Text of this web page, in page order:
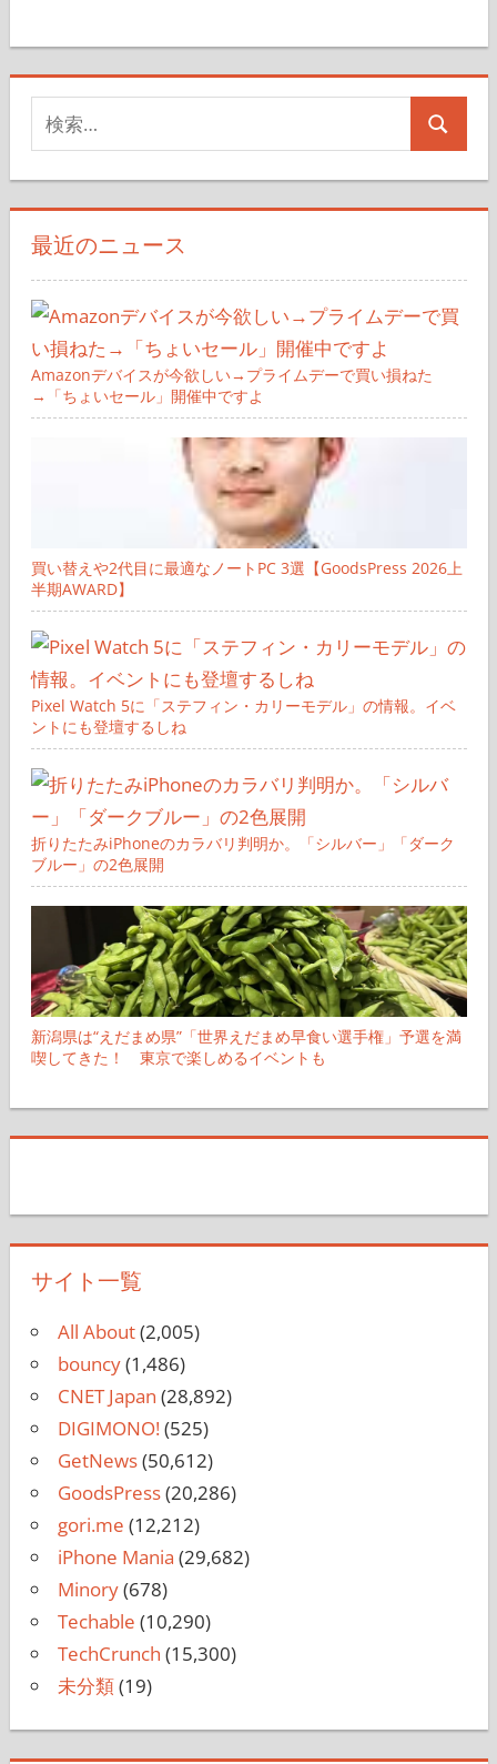
索
対
象:
検
最近のニュース
Amazonデバイスが今欲しい→プライムデーで買い損ねた
→「ちょいセール」開催中ですよ
買い替えや2代目に最適なノートPC 3選【GoodsPress 2026上
半期AWARD】
Pixel Watch 5に「ステフィン・カリーモデル」の情報。イベ
ントにも登壇するしね
折りたたみiPhoneのカラバリ判明か。「シルバー」「ダーク
ブルー」の2色展開
新潟県は“えだまめ県”「世界えだまめ早食い選手権」予選を満
喫してきた！ 東京で楽しめるイベントも
サイト一覧
All About(2,005)
bouncy(1,486)
CNET Japan (28,892)
DIGIMONO!(525)
GetNews(50,612)
GoodsPress(20,286)
gori.me (12,212)
iPhone Mania (29,682)
Minory(678)
Techable (10,290)
TechCrunch (15,300)
未分類(19)